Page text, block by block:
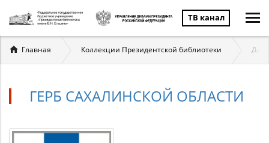
ТВ канал
Вы
здесь
Главная Коллекции Президентской библиотеки
ГЕРБ САХАЛИНСКОЙ ОБЛАСТИ